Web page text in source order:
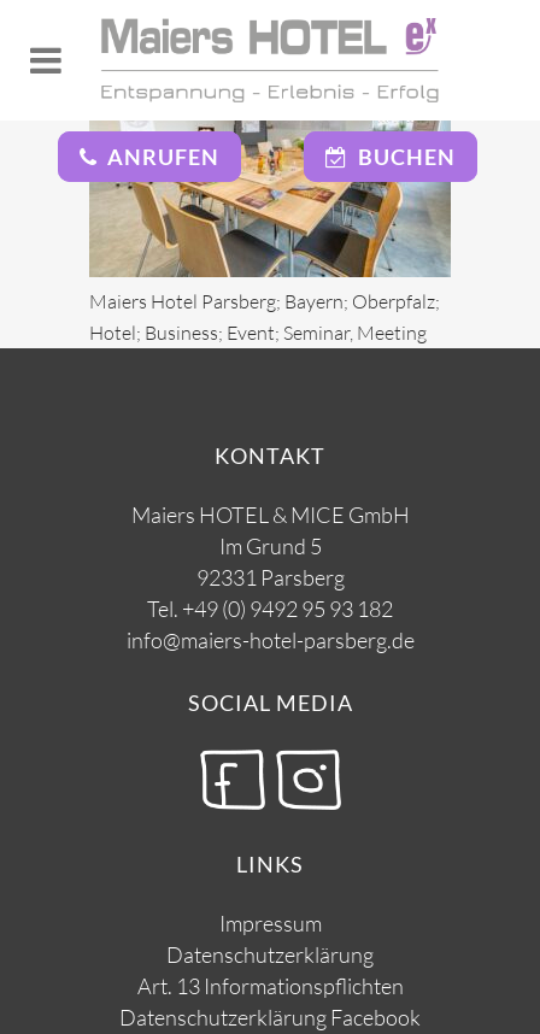
Maiers Hotel Parsberg; Bayern; Oberpfalz;
Hotel; Business; Event; Seminar, Meeting
KONTAKT
Maiers HOTEL & MICE GmbH
Im Grund 5
92331 Parsberg
Tel. +49 (0) 9492 95 93 182
info@maiers-hotel-parsberg.de
SOCIAL MEDIA
LINKS
Impressum
Datenschutzerklärung
Art. 13 Informationspflichten
Datenschutzerklärung Facebook
ANRUFEN BUCHEN